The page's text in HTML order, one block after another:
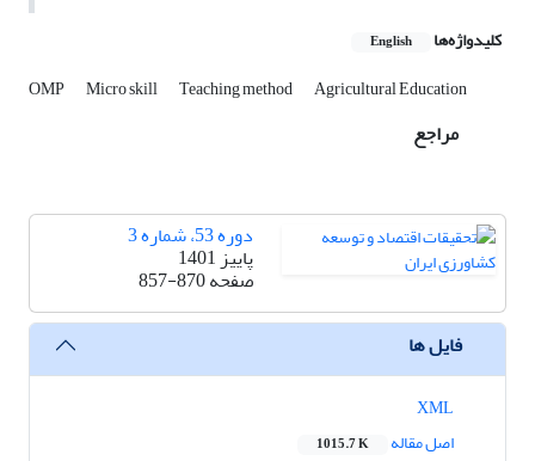
کلیدواژه‌ها English
OMP Micro skill Teaching method Agricultural Education
مراجع
دوره 53، شماره 3
پاییز 1401
صفحه857-870
فایل ها
اصل مقاله
1015.7 K